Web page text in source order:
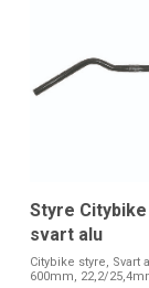
Styre Citybike
svart alu
Citybike styre, Svart
600mm, 22,2/